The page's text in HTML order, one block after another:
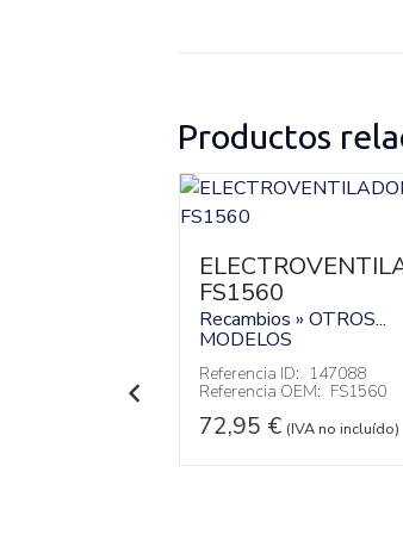
Productos
FS1560
Recambios » OTROS...
MODELOS
Referencia ID: 147088
Referencia OEM: FS1560
72,95 € (IVA no incluído)